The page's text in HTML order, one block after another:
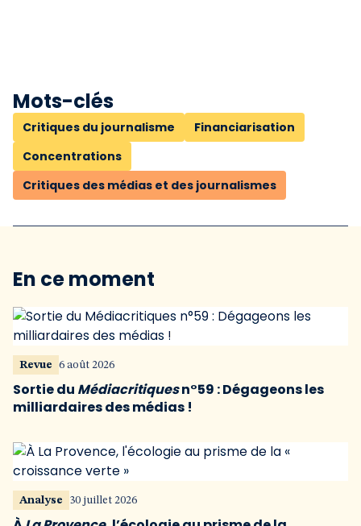
Mots-clés
Critiques du journalisme
Financiarisation
Concentrations
Critiques des médias et des journalismes
En ce moment
Revue 6 août 2026
Sortie du Médiacritiquesn°59 : Dégageons les
milliardaires des médias !
Analyse 30 juillet 2026